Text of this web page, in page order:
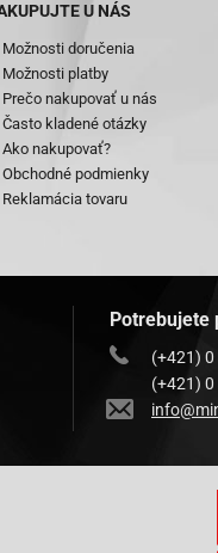
U NÁS
Možnosti doručenia
Možnosti platby
Prečo nakupovať u nás
Často kladené otázky
Ako nakupovať?
Obchodné podmienky
Reklamácia tovaru
Potrebujete
(+421)
(+421)